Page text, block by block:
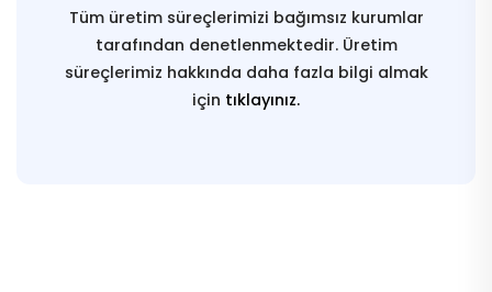
Tüm üretim süreçlerimizi bağımsız kurumlar
tarafından denetlenmektedir. Üretim
süreçlerimiz hakkında daha fazla bilgi almak
için tıklayınız.